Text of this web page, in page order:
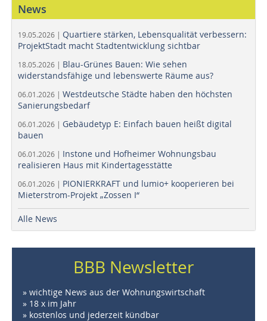
News
19.05.2026 | Quartiere stärken, Lebensqualität verbessern:
ProjektStadt macht Stadtentwicklung sichtbar
18.05.2026 | Blau-Grünes Bauen: Wie sehen
widerstandsfähige und lebenswerte Räume aus?
06.01.2026 | Westdeutsche Städte haben den höchsten
Sanierungsbedarf
06.01.2026 | Gebäudetyp E: Einfach bauen heißt digital
bauen
06.01.2026 | Instone und Hofheimer Wohnungsbau
realisieren Haus mit Kindertagesstätte
06.01.2026 | PIONIERKRAFT und lumio+ kooperieren bei
Mieterstrom-Projekt „Zossen I“
Alle News
BBB Newsletter
» wichtige News aus der Wohnungswirtschaft
» 18 x im Jahr
» kostenlos und jederzeit kündbar